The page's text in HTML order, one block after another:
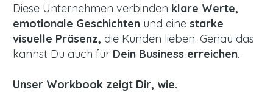
Diese Unternehmen verbinden klare Werte,
emotionale Geschichtenund eine starke
visuelle Präsenz, die Kunden lieben. Genau das
kannst Du auch für Dein Business erreichen.
Unser Workbook zeigt Dir, wie.